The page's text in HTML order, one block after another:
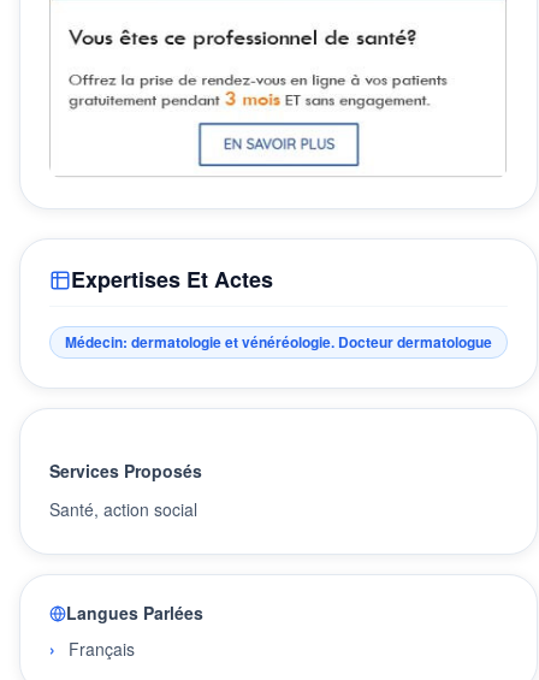
Expertises Et Actes
Médecin: dermatologie et vénéréologie. Docteur dermatologue
Services Proposés
Santé, action social
Langues Parlées
Français